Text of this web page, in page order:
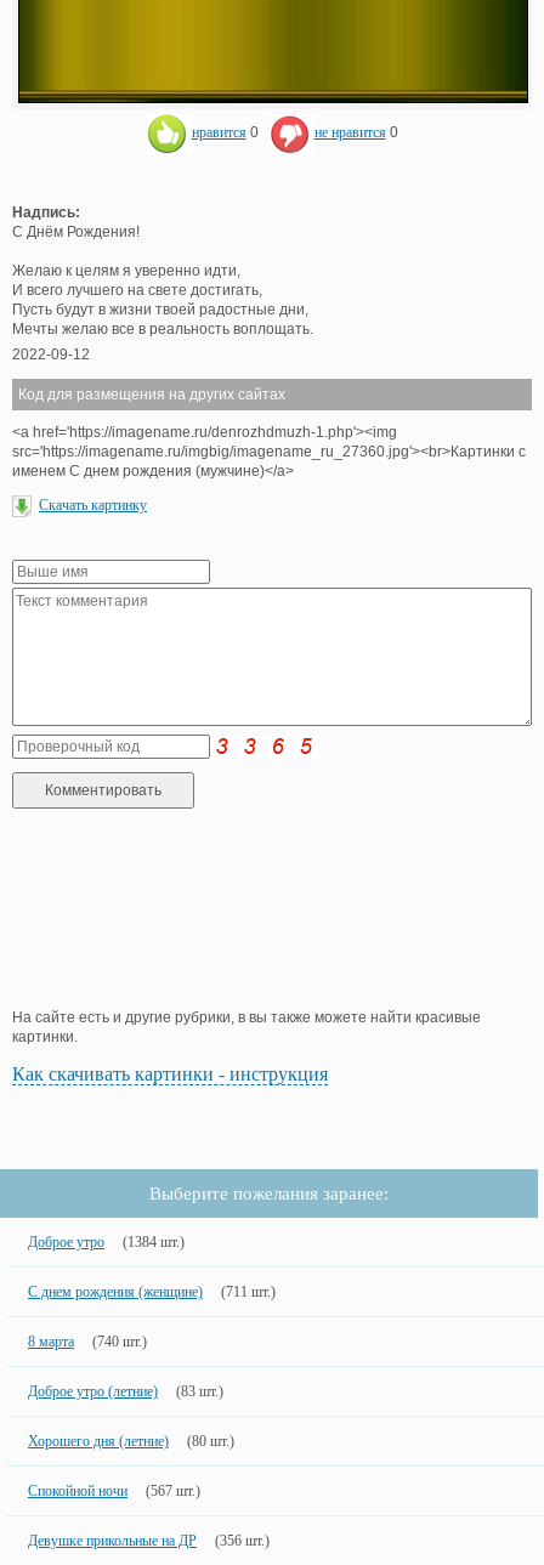
нравится 0 не нравится 0
Надпись:
С Днём Рождения!
Желаю к целям я уверенно идти,
И всего лучшего на свете достигать,
Пусть будут в жизни твоей радостные дни,
Мечты желаю все в реальность воплощать.
2022-09-12
Код для размещения на других сайтах
<a href='https://imagename.ru/denrozhdmuzh-1.php'><img
src='https://imagename.ru/imgbig/imagename_ru_27360.jpg'><br>Картинки с
именем С днем рождения (мужчине)</a>
Скачать картинку
На сайте есть и другие рубрики, в вы также можете найти красивые
картинки.
Как скачивать картинки - инструкция
Выберите пожелания заранее:
Доброе утро (1384 шт.)
С днем рождения (женщине) (711 шт.)
8 марта (740 шт.)
Доброе утро (летние) (83 шт.)
Хорошего дня (летние) (80 шт.)
Спокойной ночи (567 шт.)
Девушке прикольные на ДР (356 шт.)